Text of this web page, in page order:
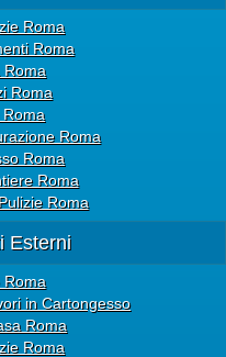
Roma
Roma
Roma
Roma
Roma
Roma
Roma
Roma
Roma
Esterni
Roma
in Cartongesso
Roma
Roma